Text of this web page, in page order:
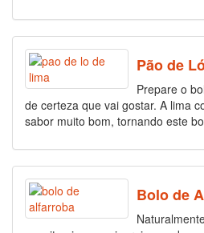
Pão de
Prepare o
de certeza que vai gostar. A lima
sabor muito bom, tornando este
Bolo de